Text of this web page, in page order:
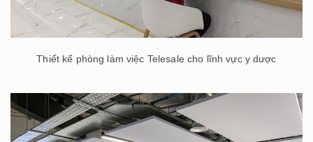
Thiết kế phòng làm việc Telesale cho lĩnh vực y dược